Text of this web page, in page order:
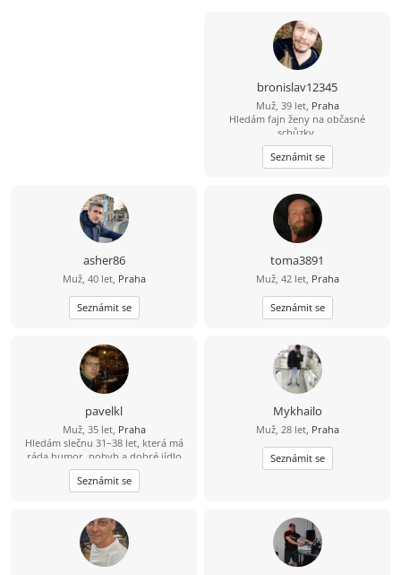
bronislav12345
Muž, 39 let, Praha
Hledám fajn ženy na občasné
schůzky.
Seznámit se
asher86
Muž, 40 let, Praha
Seznámit se
toma3891
Muž, 42 let, Praha
Seznámit se
pavelkl
Muž, 35 let, Praha
Hledám slečnu 31–38 let, která má
ráda humor, pohyb a dobré jídlo
(ideálně i umí vařit ????). Mě baví
lyžování, bowling a dlouhé jízdy na
kole – 80 km beru jako výzvu, ne
bude fajn nejen na výletě, ale i doma
u večeře.
Seznámit se
Mykhailo
Muž, 28 let, Praha
Seznámit se